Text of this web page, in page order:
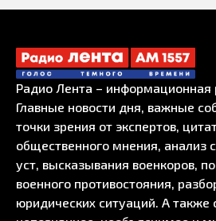
Радио Лента – информационная
Главные новости дня, важные
точки зрения от экспертов,
общественного мнения, анализ
уст, высказывания военкоров,
военного противостояния,
юридических ситуаций. А также